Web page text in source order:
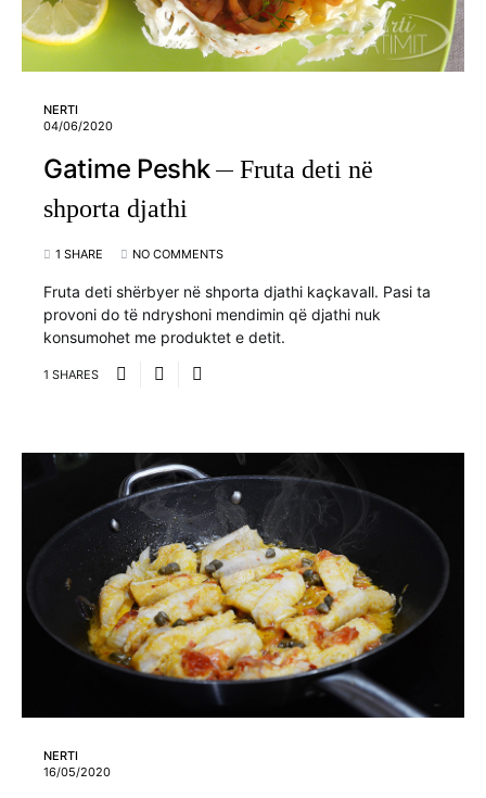
NERTI
04/06/2020
Gatime Peshk
Fruta deti në
shporta djathi
1 SHARE NO COMMENTS
Fruta deti shërbyer në shporta djathi kaçkavall. Pasi ta
provoni do të ndryshoni mendimin që djathi nuk
konsumohet me produktet e detit.
1 SHARES
NERTI
16/05/2020